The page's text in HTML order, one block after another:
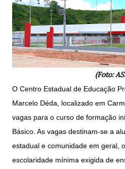
(Foto:
O Centro Estadual de Educação
Marcelo Déda, localizado em
vagas para o curso de formação
Básico. As vagas destinam-se a
estadual e comunidade em geral,
escolaridade mínima exigida de